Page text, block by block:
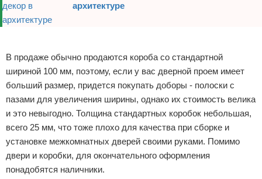
архитектуре
В продаже обычно продаются короба со стандартной
шириной 100 мм, поэтому, если у вас дверной проем имеет
больший размер, придется покупать доборы - полоски с
пазами для увеличения ширины, однако их стоимость велика
и это невыгодно. Толщина стандартных коробок небольшая,
всего 25 мм, что тоже плохо для качества при сборке и
установке межкомнатных дверей своими руками. Помимо
двери и коробки, для окончательного оформления
понадобятся наличники.